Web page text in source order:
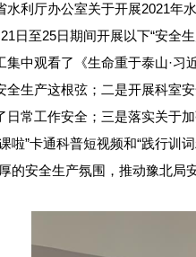
利厅办公室关于开展2021年
日至25日期间开展以下“安全生
集中观看了《生命重于泰山·
全生产这根弦；二是开展科
常工作安全；三是落实关于
啦”卡通科普短视频和“践行
的安全生产氛围，推动豫北局